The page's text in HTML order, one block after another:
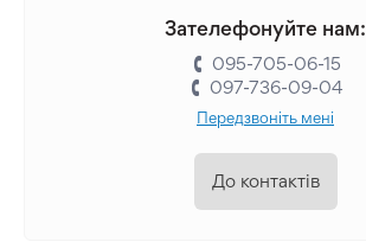
Зателефонуйте нам:
095-705-06-15
097-736-09-04
Передзвоніть мені
До контактів